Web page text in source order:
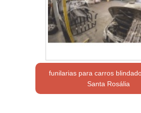
funilarias para carros
Santa Rosália